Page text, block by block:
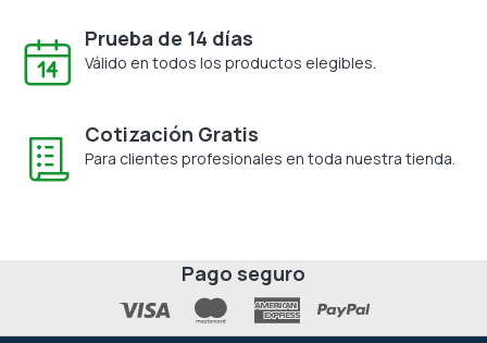
Prueba de 14 días
Válido en todos los productos elegibles.
Cotización Gratis
Para clientes profesionales en toda nuestra tienda.
Pago seguro